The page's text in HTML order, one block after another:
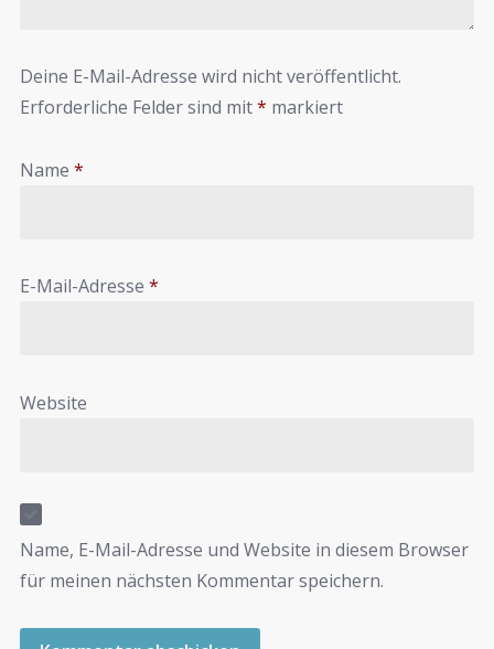
Deine E-Mail-Adresse wird nicht veröffentlicht.
Erforderliche Felder sind mit* markiert
Name *
E-Mail-Adresse *
Website
Name, E-Mail-Adresse und Website in diesem Browser
für meinen nächsten Kommentar speichern.